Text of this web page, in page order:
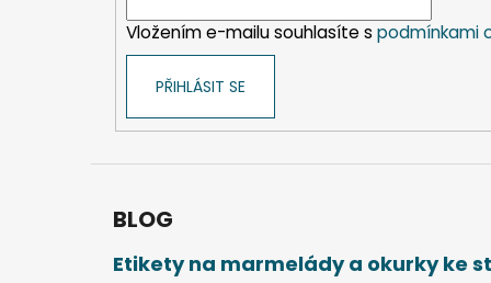
Vložením e-mailu souhlasíte s podmínkami
PŘIHLÁSIT SE
BLOG
Etikety na marmelády a okurky ke